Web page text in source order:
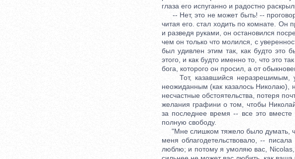
глаза его испуганно и радостно
-- Нет, это не может быть! --
читая его. стал ходить по комнате. Он
и разведя руками, он остановился
чем он только что молился, с
был удивлен этим так, как будто это
этого, и как будто именно то, что это
бога, которого он просил, а от
Тот, казавшийся неразрешимым,
неожиданным (как казалось
несчастные обстоятельства, потеря
желания графини о том, чтобы
за последнее время -- все это
полную свободу.
"Мне слишком тяжело было думать,
меня облагодетельствовало, --
люблю; и потому я умоляю вас, Nicolas,